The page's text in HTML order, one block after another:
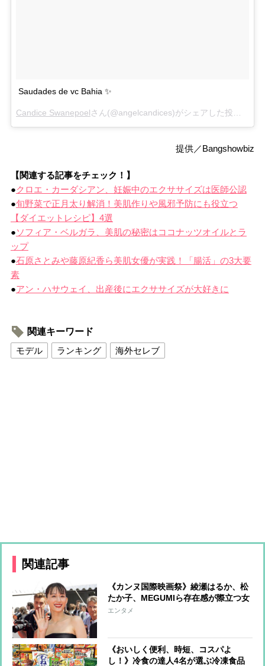
Saudades de vc Bahia ✨
Candice Swanepoelさん(@angelcandices)がシェアした投稿 –
提供／Bangshowbiz
【関連する記事をチェック！】
●クロエ・カーダシアン、妊娠中のエクササイズは医師公認
●旬野菜で正月太り解消！美肌作りや風邪予防にも役立つ
【ダイエットレシピ】4選
●ソフィア・ベルガラ、美肌の秘密はココナッツオイルとラ
ップ
●石原さとみや藤原紀香ら美肌女優が実践！「腸活」の3大要
素
●アン・ハサウェイ、出産後にエクササイズが大好きに
関連キーワード
モデル
ランキング 海外セレブ
関連記事
《カンヌ国際映画祭》綾瀬はるか、松
たか子、MEGUMIら存在感が際立つ女
優たちのファッションをチェック
エンタメ
《おいしく便利、時短、コスパよ
し！》冷食の達人4名が選ぶ冷凍食品